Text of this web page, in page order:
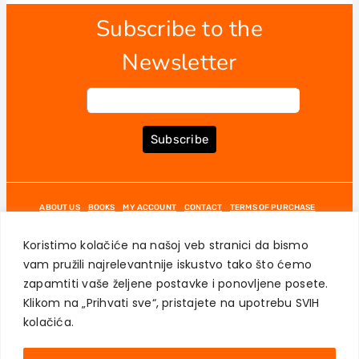
Koristimo kolačiće na našoj veb stranici da bismo
vam pružili najrelevantnije iskustvo tako što ćemo
zapamtiti vaše željene postavke i ponovljene posete.
Klikom na „Prihvati sve“, pristajete na upotrebu SVIH
kolačića.
Subscribe to the
Newsletter
Subscribe
ABOUT US BOOKS MY ACCOUNT CONTACT
TERMS OF PURCHASE